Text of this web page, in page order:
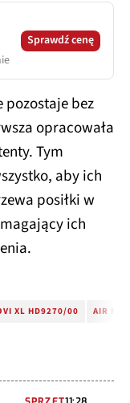
Sprawdź cenę
pozostaje bez
opracowała
Tym
aby ich
posiłki w
ich
XL HD9270/00 AIR
SPRZĘT11:28